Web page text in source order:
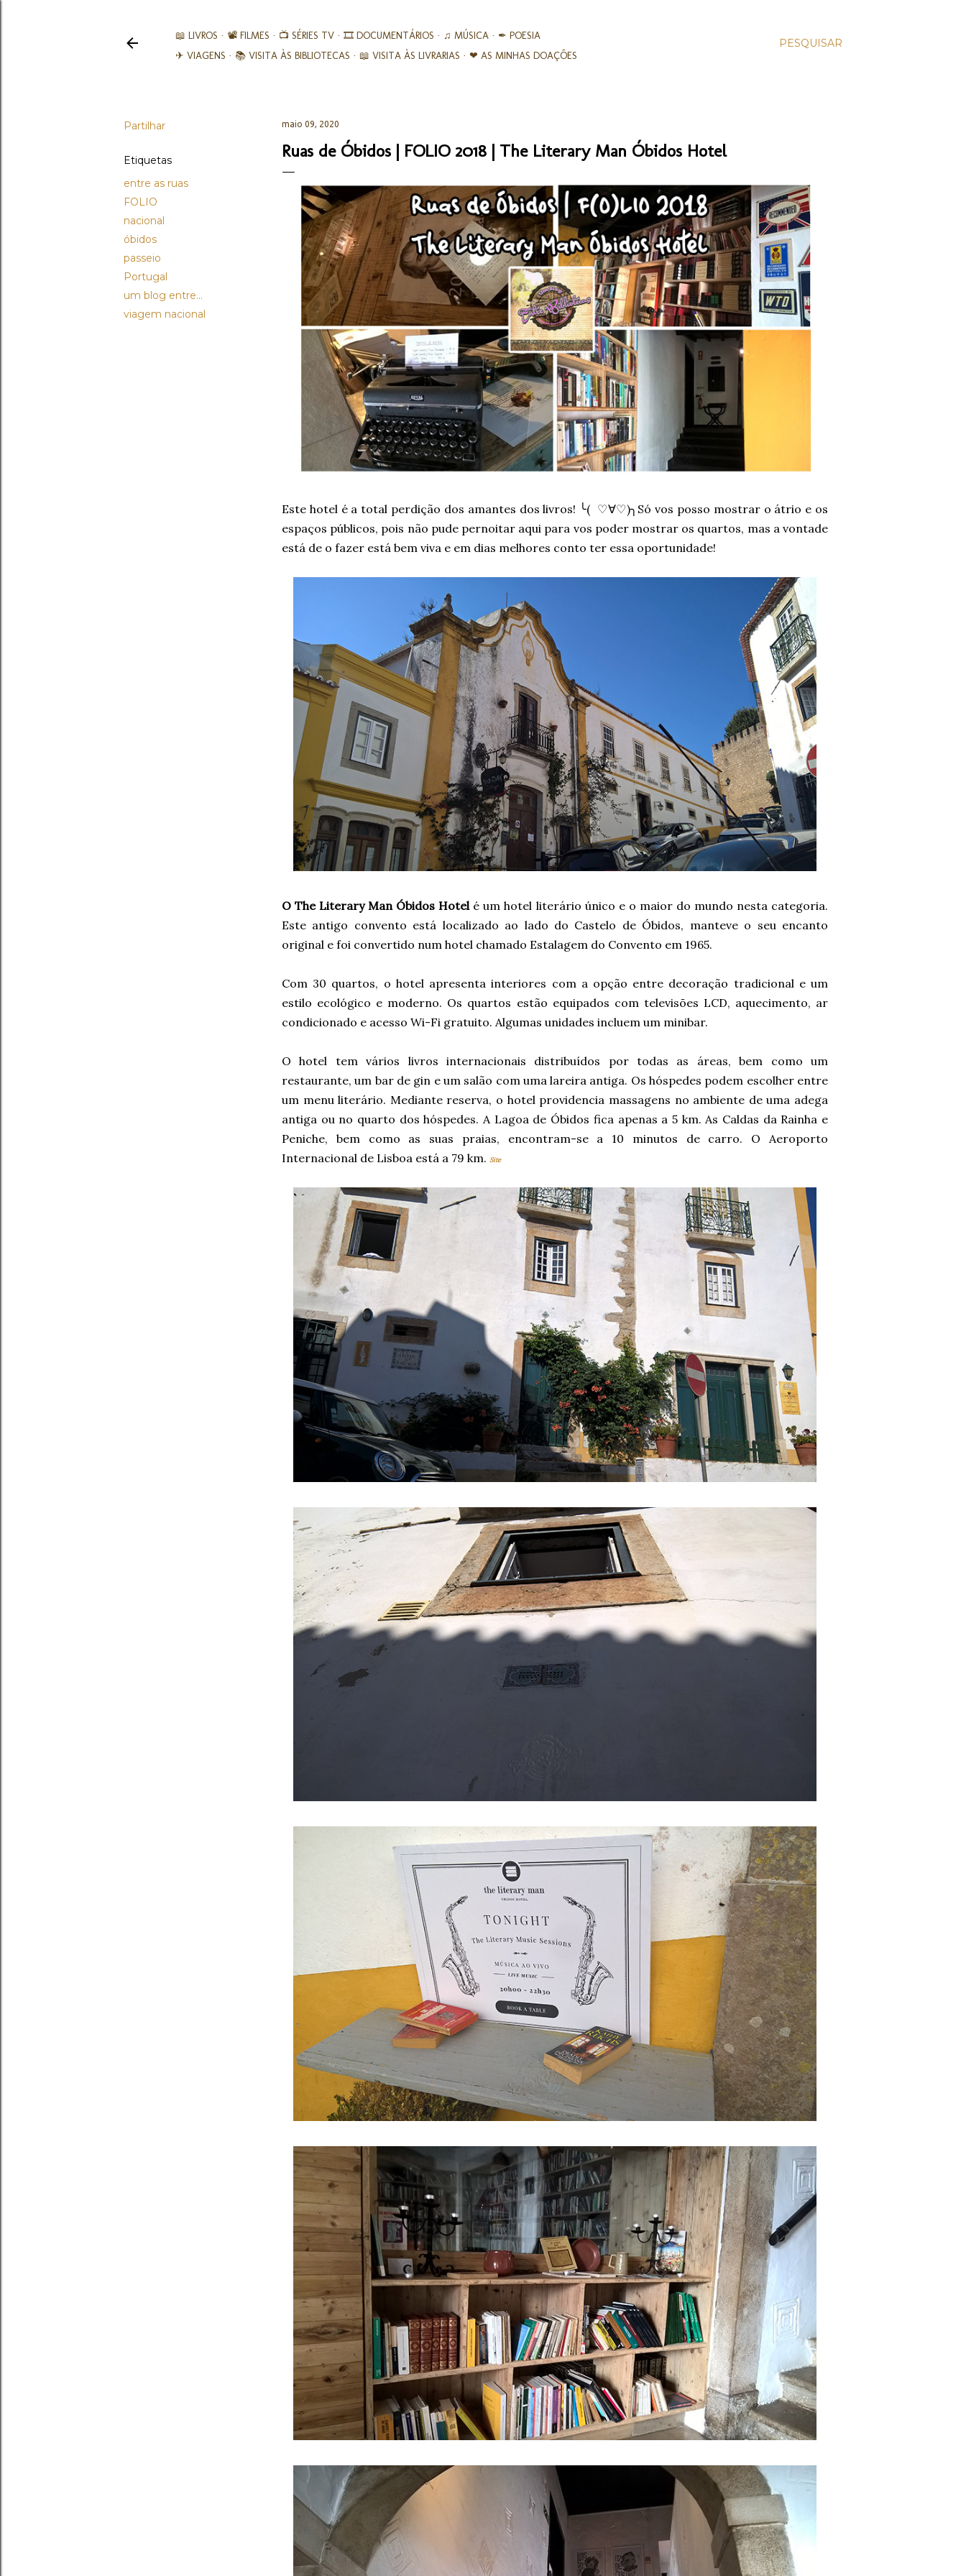
PESQUISAR
📖 LIVROS 📽️ FILMES 📺 SÉRIES TV 🎞︎ DOCUMENTÁRIOS ♫ MÚSICA
✒ POESIA
✈ VIAGENS
📚︎ VISITA ÀS BIBLIOTECAS 📖 VISITA ÀS LIVRARIAS ❤ AS MINHAS DOAÇÕES
Partilhar
Etiquetas
entre as ruas
FOLIO
nacional
óbidos
passeio
Portugal
um blog entre...
viagem nacional
maio 09, 2020
Ruas de Óbidos | FOLIO 2018 | The Literary Man Óbidos Hotel
Este hotel é a total perdição dos amantes dos livros! ╰( ♡∀♡)╮Só vos posso mostrar o átrio e os
espaços públicos, pois não pude pernoitar aqui para vos poder mostrar os quartos, mas a vontade
está de o fazer está bem viva e em dias melhores conto ter essa oportunidade!
O The Literary Man Óbidos Hotel é um hotel literário único e o maior do mundo nesta categoria.
Este antigo convento está localizado ao lado do Castelo de Óbidos, manteve o seu encanto
original e foi convertido num hotel chamado Estalagem do Convento em 1965.
Com 30 quartos, o hotel apresenta interiores com a opção entre decoração tradicional e um
estilo ecológico e moderno. Os quartos estão equipados com televisões LCD, aquecimento, ar
condicionado e acesso Wi-Fi gratuito. Algumas unidades incluem um minibar.
O hotel tem vários livros internacionais distribuídos por todas as áreas, bem como um
restaurante, um bar de gin e um salão com uma lareira antiga. Os hóspedes podem escolher entre
um menu literário. Mediante reserva, o hotel providencia massagens no ambiente de uma adega
antiga ou no quarto dos hóspedes. A Lagoa de Óbidos fica apenas a 5 km. As Caldas da Rainha e
Peniche, bem como as suas praias, encontram-se a 10 minutos de carro. O Aeroporto
Internacional de Lisboa está a 79 km. Site